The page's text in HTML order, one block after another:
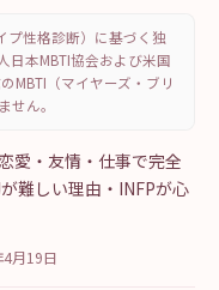
プ性格診断）に基づく独
日本MBTI協会および米国
MBTI（マイヤーズ・ブリ
せん。
愛・友情・仕事で完全
難しい理由・INFPが心
月19日